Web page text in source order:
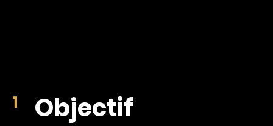
Objectif